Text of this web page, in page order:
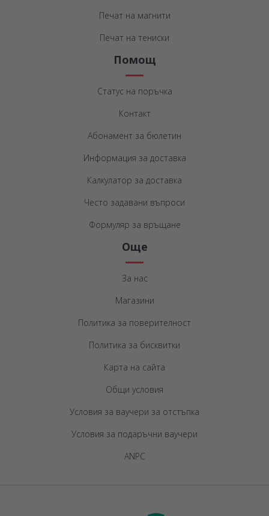
Печат на магнити
Печат на тениски
Помощ
Статус на поръчка
Контакт
Абонамент за бюлетин
Информация за доставка
Калкулатор за доставка
Често задавани въпроси
Формуляр за връщане
Още
За нас
Магазини
Политика за поверителност
Политика за бисквитки
Карта на сайта
Общи условия
Условия за ваучери за отстъпка
Условия за подаръчни ваучери
ANPC